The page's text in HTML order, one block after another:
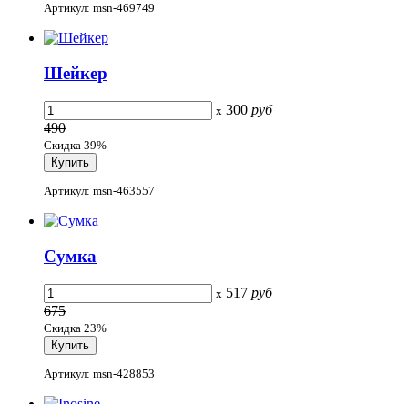
Артикул: msn-469749
Шейкер
x 300 руб
490
Скидка 39%
Артикул: msn-463557
Сумка
x 517 руб
675
Скидка 23%
Артикул: msn-428853